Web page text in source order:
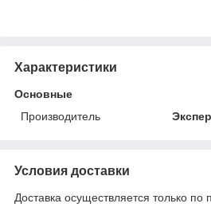
Характеристики
Основные
Производитель
Условия доставки
Доставка осуществляется только по